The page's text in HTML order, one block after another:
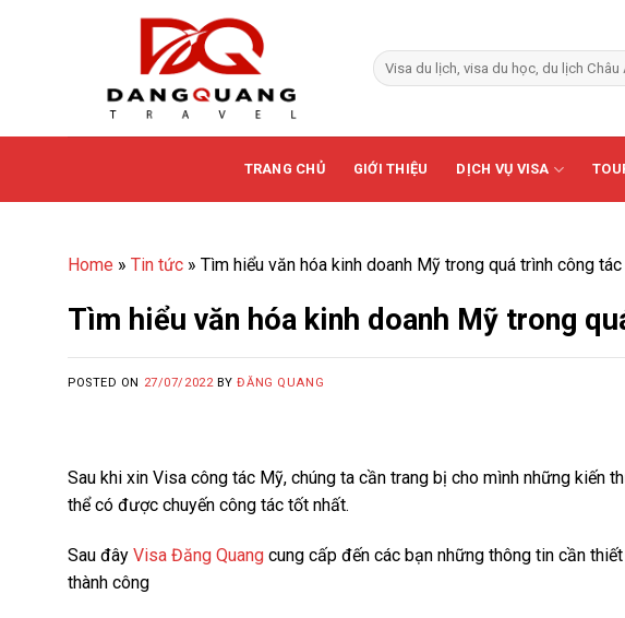
TRANG CHỦ GIỚI THIỆU DỊCH VỤ VISA
Home » Tin tức » Tìm hiểu văn hóa kinh doanh Mỹ trong quá trình công tác
Tìm hiểu văn hóa kinh doanh Mỹ trong
POSTED ON 27/07/2022 BYĐĂNG QUANG
Sau khi xin Visa công tác Mỹ, chúng ta cần trang bị cho mình những kiến
thể có được chuyến công tác tốt nhất.
Sau đây Visa Đăng Quang cung cấp đến các bạn những thông tin cần
thành công